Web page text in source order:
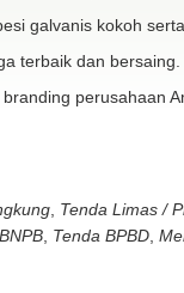
galvanis kokoh
terbaik dan bersaing.
perusahaan
, Tenda Limas /
, Tenda BPBD,